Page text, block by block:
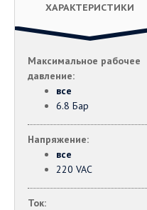
ХАРАКТЕРИСТИКИ
Максимальное рабочее
давление:
все
6.8 Бар
Напряжение:
все
220 VAC
Ток: